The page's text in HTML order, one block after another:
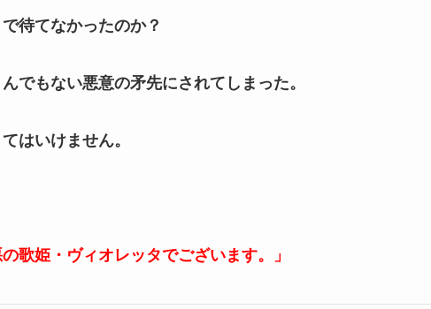
待てなかったのか？
もない悪意の矛先にされてしまった。
はいけません。
歌姫・ヴィオレッタでございます。」